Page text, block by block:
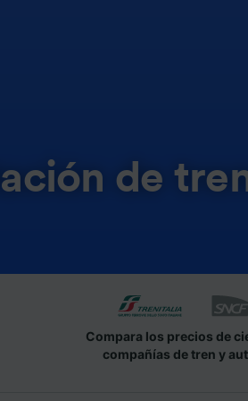
de
Compara los precios de
compañías de tren y